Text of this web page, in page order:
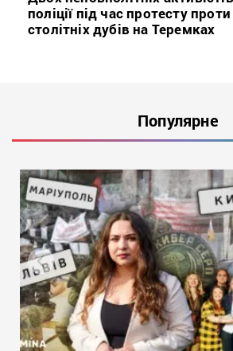
поліції під час протесту
столітніх дубів на Теремках
Популярне